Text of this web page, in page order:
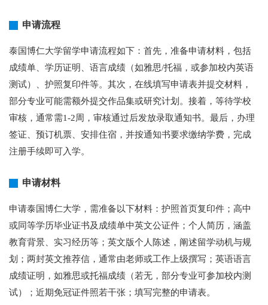
申请流程
泰国博仁大学留学申请流程如下：首先，准备申请材料，包括
成绩单、学历证明、语言成绩（如雅思/托福，或参加校内英语
测试）、护照复印件等。其次，在线填写申请表并提交材料，
部分专业可能需额外提交作品集或研究计划。接着，等待学校
审核，通常需1-2周，审核通过后发放录取通知书。最后，办理
签证、预订机票、安排住宿，并按通知书要求缴纳学费，完成
注册手续即可入学。
申请材料
申请泰国博仁大学，需准备以下材料：护照首页复印件；高中
或同等学历毕业证书及成绩单中英文公证件；个人简历，涵盖
教育背景、实习经历等；英文版个人陈述，阐述留学动机与规
划；两封英文推荐信，通常由老师或工作上级撰写；英语语言
成绩证明，如雅思或托福成绩（若无，部分专业可参加校内测
试）；近期免冠证件照若干张；填写完整的申请表。